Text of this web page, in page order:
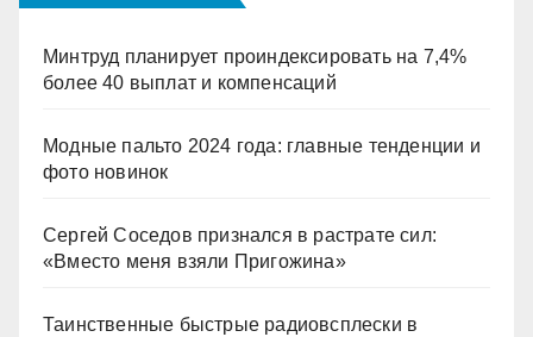
Минтруд планирует проиндексировать на 7,4%
более 40 выплат и компенсаций
Модные пальто 2024 года: главные тенденции и
фото новинок
Сергей Соседов признался в растрате сил:
«Вместо меня взяли Пригожина»
Таинственные быстрые радиовсплески в